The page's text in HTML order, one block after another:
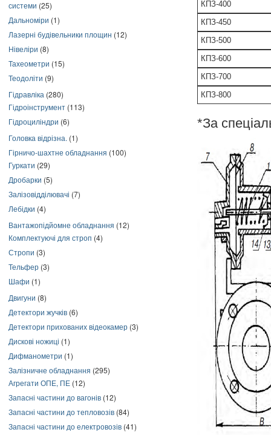
системи (25)
Дальноміри (1)
Лазерні будівельники площин (12)
Нівеліри (8)
Тахеометри (15)
Теодоліти (9)
Гідравліка (280)
Гідроінструмент (113)
Гідроциліндри (6)
Головка відрізна. (1)
Гірничо-шахтне обладнання (100)
Гуркати (29)
Дробарки (5)
Залізовідділювачі (7)
Лебідки (4)
Вантажопідйомне обладнання (12)
Комплектуючі для строп (4)
Стропи (3)
Тельфер (3)
Шафи (1)
Двигуни (8)
Детектори жучків (6)
Детектори прихованих відеокамер (3)
Дискові ножиці (1)
Дифманометри (1)
Залізничне обладнання (295)
Агрегати ОПЕ, ПЕ (12)
Запасні частини до вагонів (12)
Запасні частини до тепловозів (84)
Запасні частини до електровозів (41)
КПЗ-400
КПЗ-450
КПЗ-500
КПЗ-600
КПЗ-700
КПЗ-800
*За